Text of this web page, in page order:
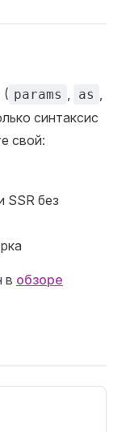
( params , as ,
синтаксис
свой:
SSR без
в обзоре